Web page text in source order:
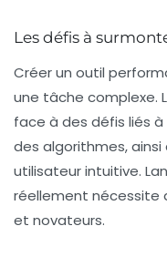
Les défis à
Créer un outil
une tâche complexe.
face à des défis liés
des algorithmes, ainsi
utilisateur intuitive.
réellement nécessite
et novateurs.